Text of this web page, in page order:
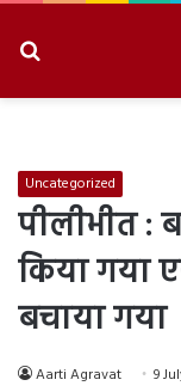
Uncategorized
पीलीभीत :
किया गया
बचाया गया
Aarti Agravat 9